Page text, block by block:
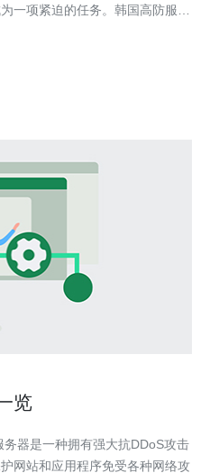
一项紧迫的任务。韩国高防服务
高度安
览
网站和应用程序免受各种网络攻